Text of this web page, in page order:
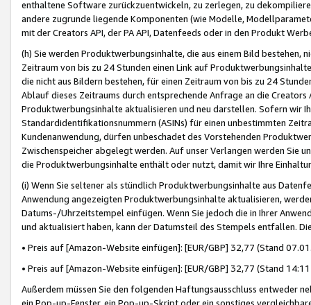
enthaltene Software zurückzuentwickeln, zu zerlegen, zu
andere zugrunde liegende Komponenten (wie Modelle,
mit der Creators API, der PA API, Datenfeeds oder in den Produkt
(h) Sie werden Produktwerbungsinhalte, die aus einem Bild bestehen,
Zeitraum von bis zu 24 Stunden einen Link auf
die nicht aus Bildern bestehen, für einen Zeitraum von bis zu 24
Ablauf dieses Zeitraums durch entsprechende Anfrage an die
Produktwerbungsinhalte aktualisieren und neu darstellen. Sofern wir
Standardidentifikationsnummern (ASINs) für einen unbestimmten
Kundenanwendung, dürfen unbeschadet des Vorstehenden
Zwischenspeicher abgelegt werden. Auf unser Verlangen werden Sie
die Produktwerbungsinhalte enthält oder nutzt, damit wir Ihre
(i) Wenn Sie seltener als stündlich Produktwerbungsinhalte aus
Anwendung angezeigten Produktwerbungsinhalte aktualisieren,
Datums-/Uhrzeitstempel einfügen. Wenn Sie jedoch die in Ihrer
und aktualisiert haben, kann der Datumsteil des Stempels entfallen.
• Preis auf [Amazon-Website einfügen]: [EUR/GBP] 32,77 (Stand
• Preis auf [Amazon-Website einfügen]: [EUR/GBP] 32,77 (Stand
Außerdem müssen Sie den folgenden Haftungsausschluss entweder
ein Pop-up-Fenster, ein Pop-up-Skript oder ein sonstiges